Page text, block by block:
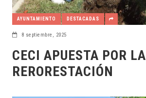
AYUNTAMIENTO DESTACADAS
8 septiembre, 2025
CECI APUESTA POR LA
RERORESTACIÓN